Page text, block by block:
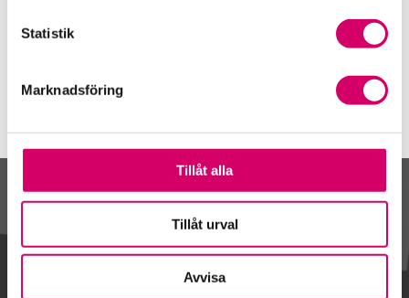
Statistik
Marknadsföring
Tillåt alla
Tillåt urval
Avvisa
Framtidsutsikter i lönebranschen
Kalendarium